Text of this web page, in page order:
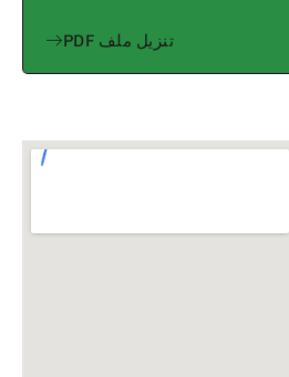
تنزيل ملف PDF